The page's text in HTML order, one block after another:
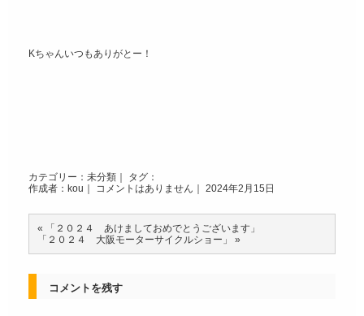
Kちゃんいつもありがとー！
カテゴリー： 未分類 ｜ タグ：
作成者：kou｜ コメントはありません ｜ 2024年2月15日
«
「２０２４ あけましておめでとうございます」
「２０２４ 大阪モーターサイクルショー」
»
コメントを残す